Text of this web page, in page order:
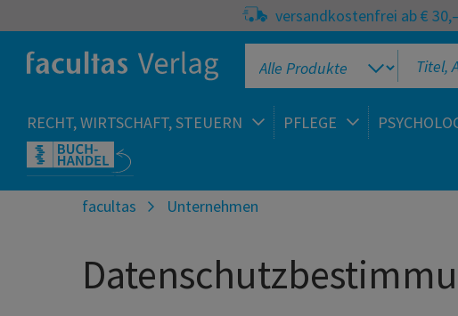
versandkostenfrei ab € 30,–
RECHT, WIRTSCHAFT, STEUERN PFLEGE
facultas Unternehmen